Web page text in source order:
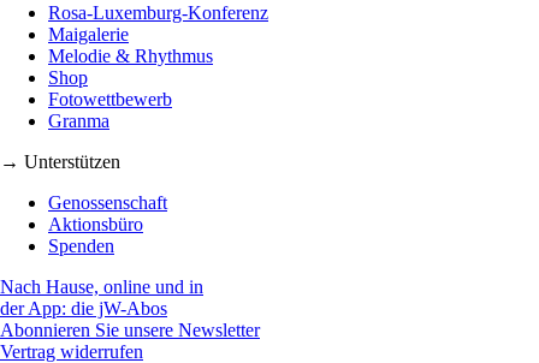
Rosa-Luxemburg-Konferenz
Maigalerie
Melodie & Rhythmus
Shop
Fotowettbewerb
Granma
→ Unterstützen
Genossenschaft
Aktionsbüro
Spenden
Nach Hause, online und in
der App: die jW-Abos
Abonnieren Sie unsere Newsletter
Vertrag widerrufen